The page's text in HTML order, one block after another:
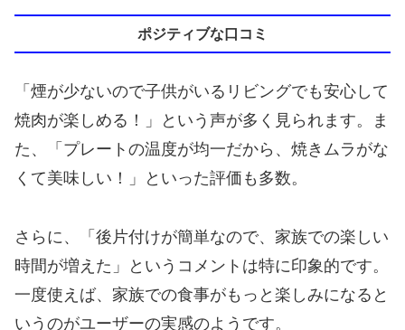
ポジティブな口コミ
「煙が少ないので子供がいるリビングでも安心して
焼肉が楽しめる！」という声が多く見られます。ま
た、「プレートの温度が均一だから、焼きムラがな
くて美味しい！」といった評価も多数。
さらに、「後片付けが簡単なので、家族での楽しい
時間が増えた」というコメントは特に印象的です。
一度使えば、家族での食事がもっと楽しみになると
いうのがユーザーの実感のようです。